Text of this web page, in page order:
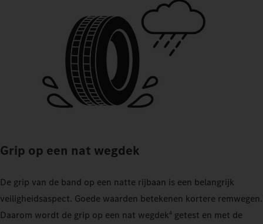
Grip op een nat wegdek
De grip van de band op een natte rijbaan is een belangrijk
veiligheidsaspect. Goede waarden betekenen kortere remwegen.
Daarom wordt de grip op een nat wegdek4 getest en met de